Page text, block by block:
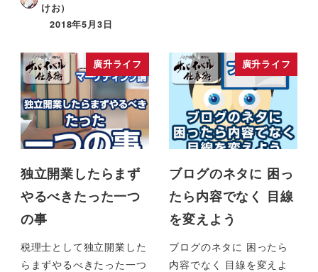
けお）
2018年5月3日
廣升ライフ
独立開業したらまず
やるべきたった一つ
の事
税理士として独立開業した
らまずやるべきたった一つ
廣升ライフ
ブログのネタに 困っ
たら内容でなく 目線
を変えよう
ブログのネタに 困ったら
内容でなく 目線を変えよ